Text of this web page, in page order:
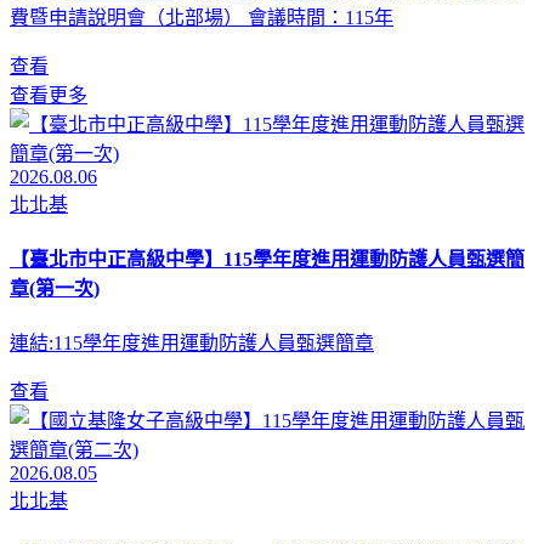
費暨申請說明會（北部場） 會議時間：115年
查看
查看更多
2026.08.06
北北基
【臺北市中正高級中學】115學年度進用運動防護人員甄選簡
章(第一次)
連結:115學年度進用運動防護人員甄選簡章
查看
2026.08.05
北北基